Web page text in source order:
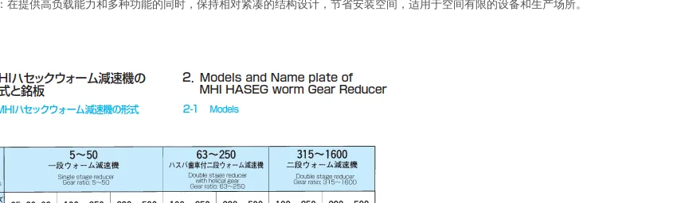
：在提供高负载能力和多种功能的同时，保持相对紧凑的结构设计，节省安装空间，适用于空间有限的设备和生产场所。